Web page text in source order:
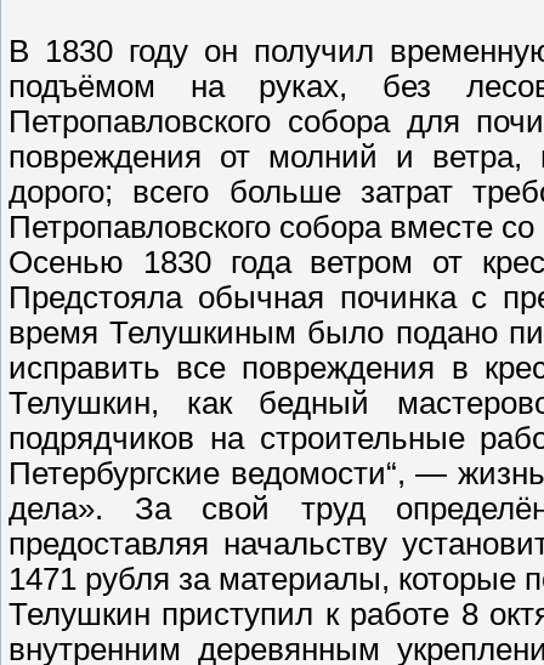
В 1830 году он получил
подъёмом на руках, без
Петропавловского собора для
повреждения от молний и ветра,
дорого; всего больше затрат
Петропавловского собора вместе
Осенью 1830 года ветром от
Предстояла обычная починка с
время Телушкиным было подано
исправить все повреждения в
Телушкин, как бедный
подрядчиков на строительные
Петербургские ведомости“, —
дела». За свой труд
предоставляя начальству
1471 рубля за материалы, которые
Телушкин приступил к работе 8
внутренним деревянным